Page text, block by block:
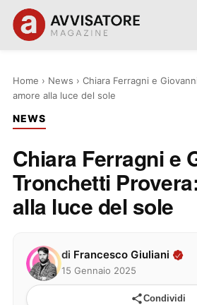
Home › News › Chiara Ferragni e
amore alla luce del sole
NEWS
Chiara Ferragni e
Tronchetti
alla luce del sole
di Francesco Giuliani
15 Gennaio 2025
Condividi